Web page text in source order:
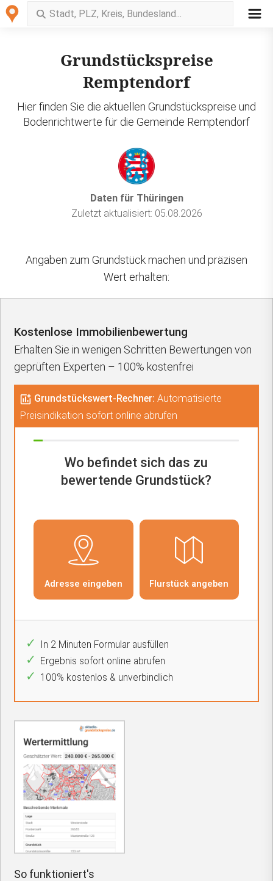
Grundstückspreise
Remptendorf
Hier finden Sie die aktuellen Grundstückspreise und
Bodenrichtwerte für die Gemeinde Remptendorf
Daten für Thüringen
Zuletzt aktualisiert: 05.08.2026
Angaben zum Grundstück machen und präzisen
Wert erhalten:
Kostenlose Immobilienbewertung
Erhalten Sie in wenigen Schritten Bewertungen von
geprüften Experten – 100% kostenfrei
Grundstückswert-Rechner: Automatisierte
Preisindikation sofort online abrufen
In 2 Minuten Formular ausfüllen
Ergebnis sofort online abrufen
100% kostenlos & unverbindlich
So funktioniert's